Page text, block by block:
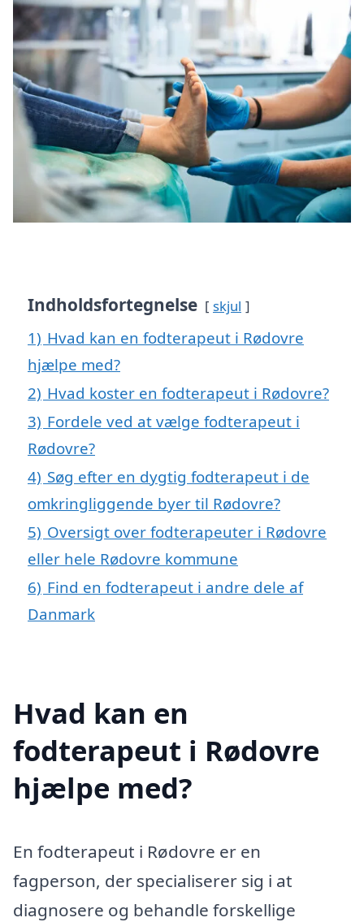
Indholdsfortegnelse skjul
1) Hvad kan en fodterapeut i Rødovre
hjælpe med?
2) Hvad koster en fodterapeut i Rødovre?
3) Fordele ved at vælge fodterapeut i
Rødovre?
4) Søg efter en dygtig fodterapeut i de
omkringliggende byer til Rødovre?
5) Oversigt over fodterapeuter i Rødovre
eller hele Rødovre kommune
6) Find en fodterapeut i andre dele af
Danmark
Hvad kan en
fodterapeut i Rødovre
hjælpe med?
En fodterapeut i Rødovre er en
fagperson, der specialiserer sig i at
diagnosere og behandle forskellige